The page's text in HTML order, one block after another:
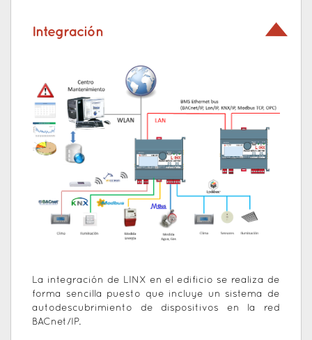
Integración
La integración de LINX en el edificio se realiza de
forma sencilla puesto que incluye un sistema de
autodescubrimiento de dispositivos en la red
BACnet/IP.